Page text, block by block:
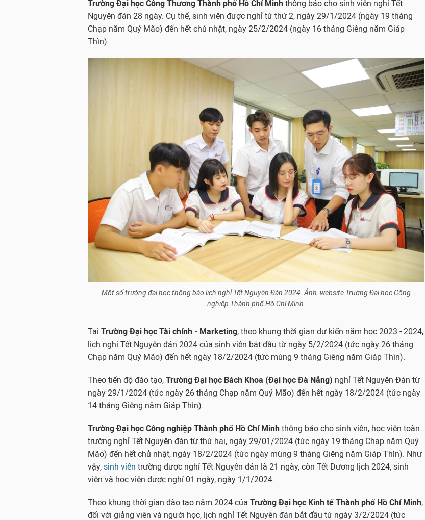
Trường Đại học Công Thương Thành phố Hồ Chí Minh thông báo cho sinh viên nghỉ Tết
Nguyên đán 28 ngày. Cụ thể, sinh viên được nghỉ từ thứ 2, ngày 29/1/2024 (ngày 19 tháng
Chạp năm Quý Mão) đến hết chủ nhật, ngày 25/2/2024 (ngày 16 tháng Giêng năm Giáp
Thìn).
Một số trường đại học thông báo lịch nghỉ Tết Nguyên Đán 2024. Ảnh: website Trường Đại học Công
nghiệp Thành phố Hồ Chí Minh.
Tại Trường Đại học Tài chính - Marketing, theo khung thời gian dự kiến năm học 2023 - 2024,
lịch nghỉ Tết Nguyên đán 2024 của sinh viên bắt đầu từ ngày 5/2/2024 (tức ngày 26 tháng
Chạp năm Quý Mão) đến hết ngày 18/2/2024 (tức mùng 9 tháng Giêng năm Giáp Thìn).
Theo tiến độ đào tạo, Trường Đại học Bách Khoa (Đại học Đà Nẵng) nghỉ Tết Nguyên Đán từ
ngày 29/1/2024 (tức ngày 26 tháng Chạp năm Quý Mão) đến hết ngày 18/2/2024 (tức ngày
14 tháng Giêng năm Giáp Thìn).
Trường Đại học Công nghiệp Thành phố Hồ Chí Minh thông báo cho sinh viên, học viên toàn
trường nghỉ Tết Nguyên đán từ thứ hai, ngày 29/01/2024 (tức ngày 19 tháng Chạp năm Quý
Mão) đến hết chủ nhật, ngày 18/2/2024 (tức ngày mùng 9 tháng Giêng năm Giáp Thìn). Như
vậy, sinh viên trường được nghỉ Tết Nguyên đán là 21 ngày, còn Tết Dương lịch 2024, sinh
viên và học viên được nghỉ 01 ngày, ngày 1/1/2024.
Theo khung thời gian đào tạo năm 2024 của Trường Đại học Kinh tế Thành phố Hồ Chí Minh,
đối với giảng viên và người học, lịch nghỉ Tết Nguyên đán bắt đầu từ ngày 3/2/2024 (tức